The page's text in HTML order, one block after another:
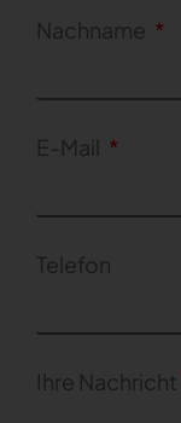
Nachname
E-Mail
Telefon
Ihre Nachricht